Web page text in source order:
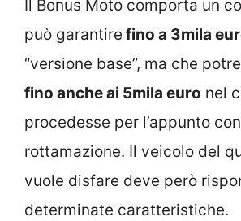
Il Bonus Moto comporta un
può garantire fino a 3mila
“versione base”, ma che
fino anche ai 5mila euro nel
procedesse per l’appunto
rottamazione. Il veicolo del
vuole disfare deve però
determinate caratteristiche.